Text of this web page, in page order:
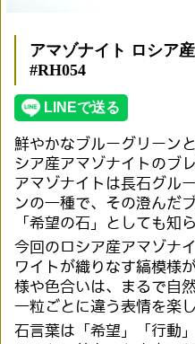
アマゾナイト ロシア
#RH054
鮮やかなブルーグリーン
シア産アマゾナイトのブ
アマゾナイトは長石グル
ンの一種で、その澄んだ
「希望の石」としても知
今回のロシア産アマゾナ
ワイトが織りなす縞模様
様や色合いは、まるで自
一粒ごとに違う表情を楽し
石言葉は「希望」「行動